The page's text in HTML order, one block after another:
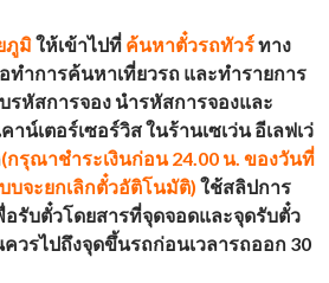
ภูมิให้เข้าไปที่ ค้นหาตั๋วรถทัวร์ทาง
ทำการค้นหาเที่ยวรถ และทำรายการ
รหัสการจอง นำรหัสการจองและ
าน์เตอร์เซอร์วิส ในร้านเซเว่น อีเลฟเว่
(กรุณาชำระเงินก่อน 24.00 น. ของวันที่
บจะยกเลิกตั๋วอัติโนมัติ) ใช้สลิปการ
อรับตั๋วโดยสารที่จุดจอดและจุดรับตั๋ว
วรไปถึงจุดขึ้นรถก่อนเวลารถออก 30